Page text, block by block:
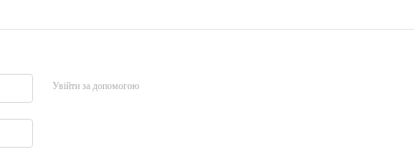
Увійти за допомогою